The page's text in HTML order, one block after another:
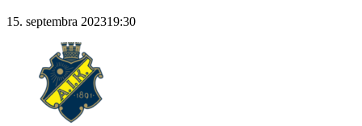
15. septembra 202319:30